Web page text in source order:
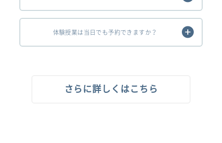
体験授業は当日でも予約できますか？
さらに詳しくはこちら